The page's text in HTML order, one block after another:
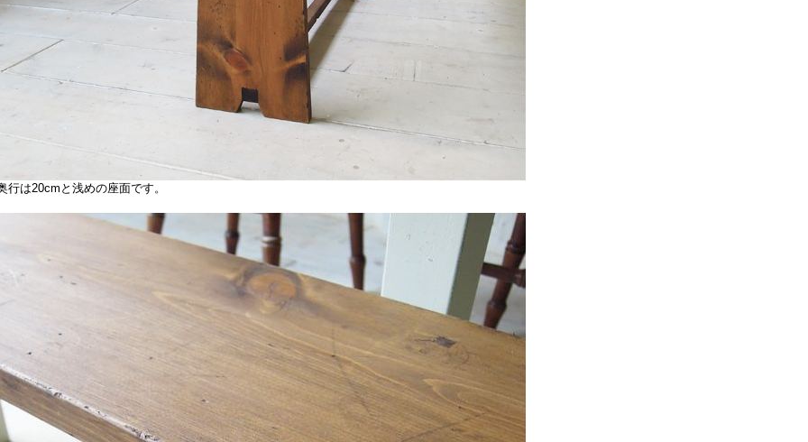
は20cmと浅めの座面です。